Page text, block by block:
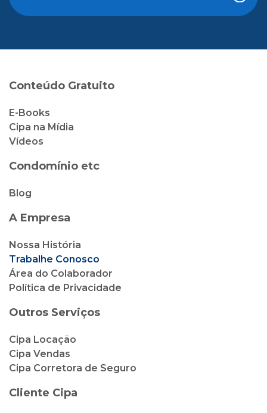
Conteúdo Gratuito
E-Books
Cipa na Mídia
Vídeos
Condomínio etc
Blog
A Empresa
Nossa História
Trabalhe Conosco
Área do Colaborador
Política de Privacidade
Outros Serviços
Cipa Locação
Cipa Vendas
Cipa Corretora de Seguro
Cliente Cipa